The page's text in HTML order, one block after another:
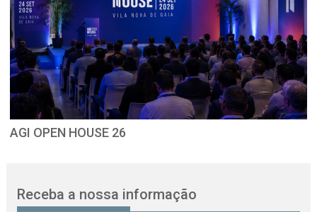
AGI OPEN HOUSE 26
Receba a nossa informação